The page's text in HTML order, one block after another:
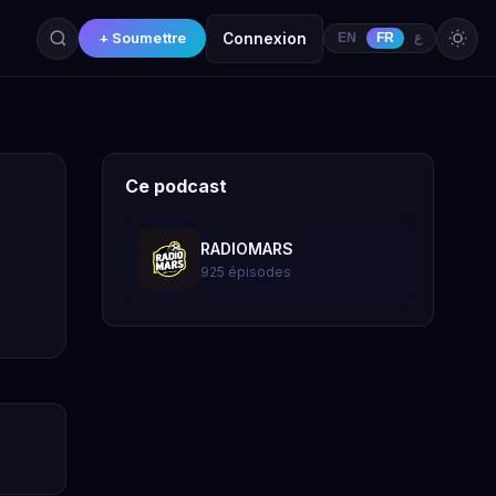
+ Soumettre Connexion EN FR ع
Ce podcast
RADIOMARS
925 épisodes